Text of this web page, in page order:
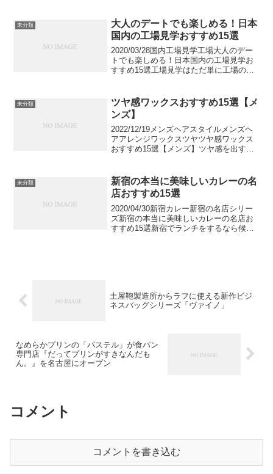
品な雰囲気が特徴です。そんな目白です
が、実は上品...
未分類
大人のデートでも楽しめる！日本
国内の工場見学おすすめ15選
2020/03/28国内工場見学工場大人のデー
トでも楽しめる！日本国内の工場見学お
すすめ15選工場見学はただ単に工場の稼
ットになっているものもあります。学校
の授業とは違...
未分類
ツヤ感ワックスおすすめ15選【メ
ンズ】
2022/12/19メンズヘアスタイルメンズヘ
アアレンジワックスツヤツヤ感ワックス
おすすめ15選【メンズ】ツヤ感を出すこ
でフォーマルな雰囲気であったり、ヘア
スタイルに...
未分類
新宿の本当に美味しいカレーの名
店おすすめ15選
2020/04/30新宿カレー新宿の名店シリー
ズ新宿の本当に美味しいカレーの名店お
すすめ15選新宿でランチをするなら候補
土屋鞄製造所からラフに使える新作ビジ
ネスバッグシリーズ「ヴァイノ」
なめらかプリンの「パステル」が食パン
専門店『だってプリンがすきなんだも
ん。』を名古屋にオープン
コメント
コメントを書き込む